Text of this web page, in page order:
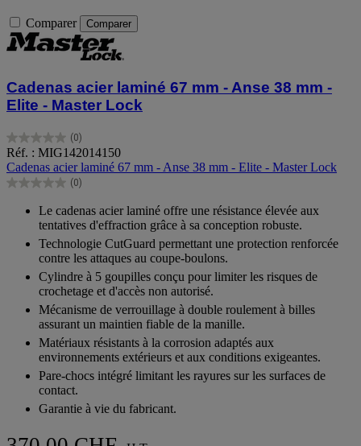
Comparer Comparer
Cadenas acier laminé 67 mm - Anse 38 mm -
Elite - Master Lock
(0)
0.0
sur
5
étoiles.
Réf. : MIG142014150
Cadenas acier laminé 67 mm - Anse 38 mm - Elite - Master Lock
(0)
0.0
étoiles.
Le cadenas acier laminé offre une résistance élevée aux
tentatives d'effraction grâce à sa conception robuste.
Technologie CutGuard permettant une protection renforcée
contre les attaques au coupe-boulons.
Cylindre à 5 goupilles conçu pour limiter les risques de
crochetage et d'accès non autorisé.
Mécanisme de verrouillage à double roulement à billes
assurant un maintien fiable de la manille.
Matériaux résistants à la corrosion adaptés aux
environnements extérieurs et aux conditions exigeantes.
Pare-chocs intégré limitant les rayures sur les surfaces de
contact.
Garantie à vie du fabricant.